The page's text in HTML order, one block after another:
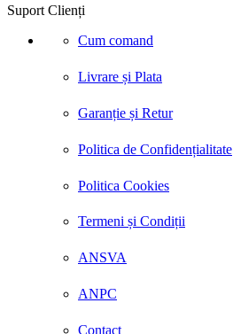
Suport Clienți
Cum comand
Livrare și Plata
Garanție și Retur
Politica de Confidențialitate
Politica Cookies
Termeni și Condiții
ANSVA
ANPC
Contact